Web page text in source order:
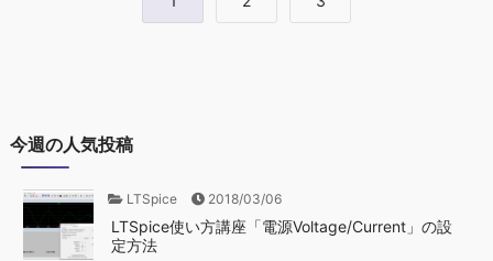
今週の人気投稿
LTSpice 2018/03/06
LTSpice使い方講座「電源Voltage/Current」の設
定方法